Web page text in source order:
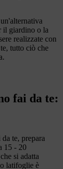
il giardino o la
realizzate con
tutto ciò che
fai da te:
te, prepara
15 - 20
si adatta
latifoglie è